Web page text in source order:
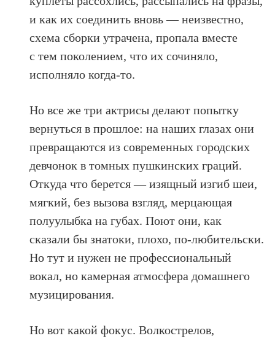
и как их соединить вновь — неизвестно,
схема сборки утрачена, пропала вместе
с тем поколением, что их сочиняло,
исполняло когда-то.
Но все же три актрисы делают попытку
вернуться в прошлое: на наших глазах они
превращаются из современных городских
девчонок в томных пушкинских граций.
Откуда что берется — изящный изгиб шеи,
мягкий, без вызова взгляд, мерцающая
полуулыбка на губах. Поют они, как
сказали бы знатоки, плохо, по-любительски.
Но тут и нужен не профессиональный
вокал, но камерная атмосфера домашнего
музицирования.
Но вот какой фокус. Волкострелов,